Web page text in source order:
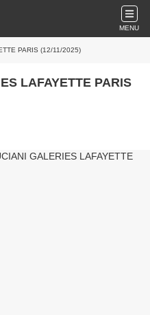
MENU
PARIS (12/11/2025)
LAFAYETTE PARIS